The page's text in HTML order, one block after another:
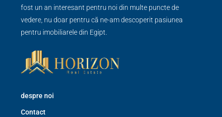
fost un an interesant pentru noi din multe puncte de
vedere, nu doar pentru că ne-am descoperit pasiunea
pentru imobiliarele din Egipt.
despre noi
Contact